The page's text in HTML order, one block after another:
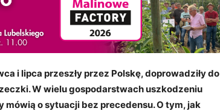
i lipca przeszły przez Polskę, doprowadziły do
W wielu gospodarstwach uszkodzeniu
o sytuacji bez precedensu. O tym, jak